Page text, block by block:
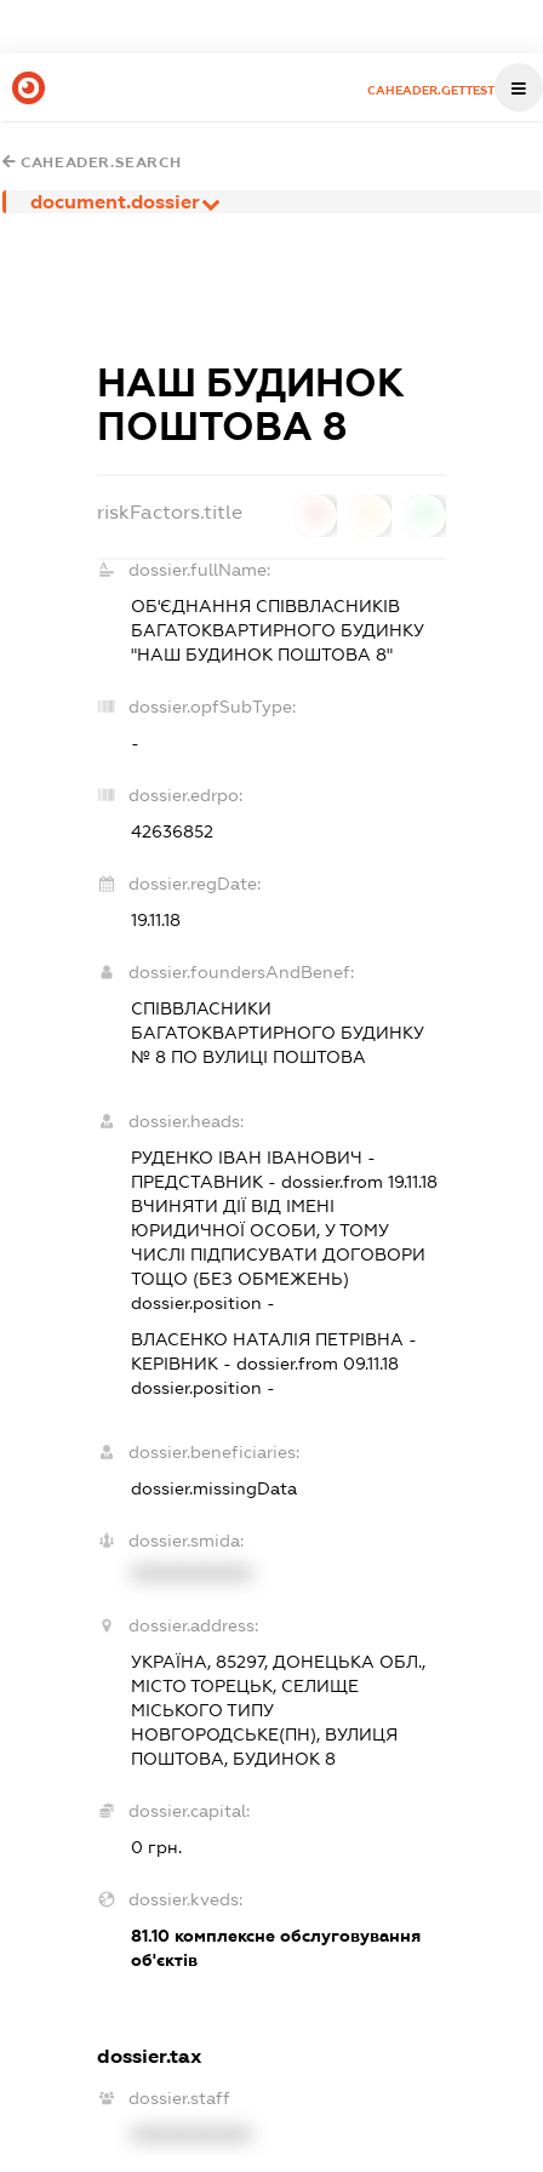
CAHEADER.GETTEST
CAHEADER.SEARCH
document.dossier
НАШ БУДИНОК
ПОШТОВА 8
riskFactors.title
dossier.fullName:
ОБ'ЄДНАННЯ СПІВВЛАСНИКІВ
БАГАТОКВАРТИРНОГО БУДИНКУ
"НАШ БУДИНОК ПОШТОВА 8"
dossier.opfSubType:
-
dossier.edrpo:
42636852
dossier.regDate:
19.11.18
dossier.foundersAndBenef:
СПІВВЛАСНИКИ
БАГАТОКВАРТИРНОГО БУДИНКУ
№ 8 ПО ВУЛИЦІ ПОШТОВА
dossier.heads:
РУДЕНКО ІВАН ІВАНОВИЧ -
ПРЕДСТАВНИК - dossier.from 19.11.18
ВЧИНЯТИ ДІЇ ВІД ІМЕНІ
ЮРИДИЧНОЇ ОСОБИ, У ТОМУ
ЧИСЛІ ПІДПИСУВАТИ ДОГОВОРИ
ТОЩО (БЕЗ ОБМЕЖЕНЬ)
dossier.position -
ВЛАСЕНКО НАТАЛІЯ ПЕТРІВНА -
КЕРІВНИК - dossier.from 09.11.18
dossier.position -
dossier.beneficiaries:
dossier.missingData
dossier.smida:
dossier.address:
УКРАЇНА, 85297, ДОНЕЦЬКА ОБЛ.,
МІСТО ТОРЕЦЬК, СЕЛИЩЕ
МІСЬКОГО ТИПУ
НОВГОРОДСЬКЕ(ПН), ВУЛИЦЯ
ПОШТОВА, БУДИНОК 8
dossier.capital:
0 грн.
dossier.kveds:
81.10 комплексне обслуговування
об'єктів
dossier.tax
dossier.staff